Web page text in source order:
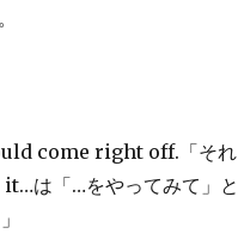
come right off.「それ
は「…をやってみて」と